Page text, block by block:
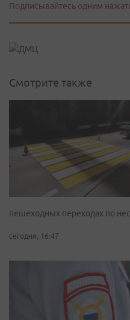
Подписывайтесь одним
Смотрите также
пешеходных переходах по
сегодня, 16:47